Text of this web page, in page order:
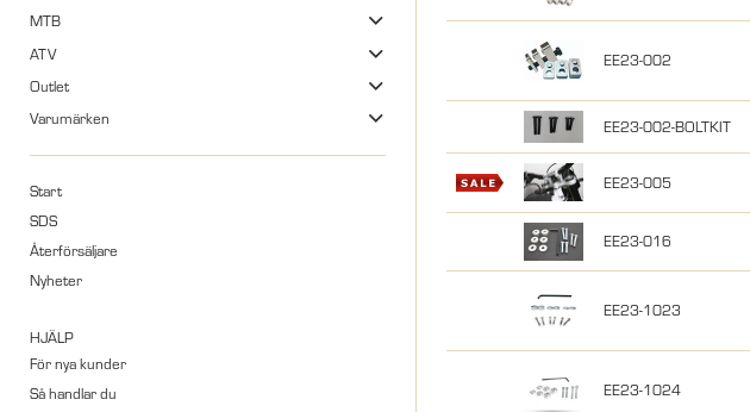
MTB
ATV
Outlet
Varumärken
Start
SDS
Återförsäljare
Nyheter
HJÄLP
För nya kunder
Så handlar du
EE23-002
EE23-002-BOLTKIT
EE23-005
EE23-016
EE23-1023
EE23-1024